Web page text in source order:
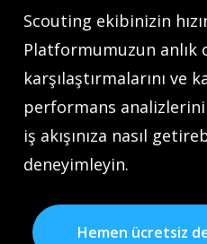
Scouting ekibinizin
Platformumuzun anlık
karşılaştırmalarını ve
performans
iş akışınıza nasıl
deneyimleyin.
Hemen ücretsiz